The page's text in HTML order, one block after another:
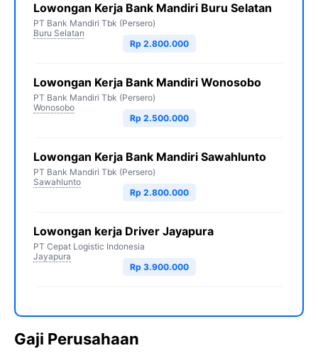
Lowongan Kerja Bank Mandiri Buru Selatan
PT Bank Mandiri Tbk (Persero)
Buru Selatan
Rp 2.800.000
Lowongan Kerja Bank Mandiri Wonosobo
PT Bank Mandiri Tbk (Persero)
Wonosobo
Rp 2.500.000
Lowongan Kerja Bank Mandiri Sawahlunto
PT Bank Mandiri Tbk (Persero)
Sawahlunto
Rp 2.800.000
Lowongan kerja Driver Jayapura
PT Cepat Logistic Indonesia
Jayapura
Rp 3.900.000
Gaji Perusahaan